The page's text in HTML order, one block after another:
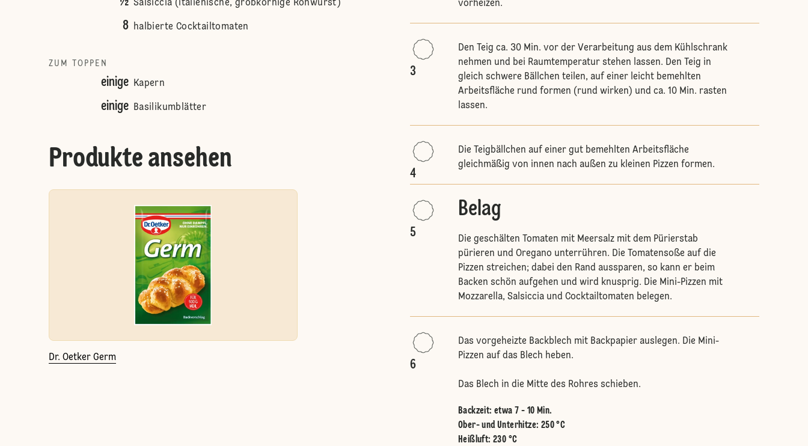
Salsiccia (italienische, grobkörnige Rohwurst)
8 halbierte Cocktailtomaten
ZUM TOPPEN
einige Kapern
einige Basilikumblätter
Produkte ansehen
Dr. Oetker Germ
vorheizen.
3
Den Teig ca. 30 Min. vor der Verarbeitung aus dem Kühlschrank
nehmen und bei Raumtemperatur stehen lassen. Den Teig in
gleich schwere Bällchen teilen, auf einer leicht bemehlten
Arbeitsfläche rund formen (rund wirken) und ca. 10 Min. rasten
lassen.
4
Die Teigbällchen auf einer gut bemehlten Arbeitsfläche
gleichmäßig von innen nach außen zu kleinen Pizzen formen.
5
Belag
Die geschälten Tomaten mit Meersalz mit dem Pürierstab
pürieren und Oregano unterrühren. Die Tomatensoße auf die
Pizzen streichen; dabei den Rand aussparen, so kann er beim
Backen schön aufgehen und wird knusprig. Die Mini-Pizzen mit
Mozzarella, Salsiccia und Cocktailtomaten belegen.
6
Das vorgeheizte Backblech mit Backpapier auslegen. Die Mini-
Pizzen auf das Blech heben.
Das Blech in die Mitte des Rohres schieben.
Backzeit: etwa 7 - 10 Min.
Ober- und Unterhitze: 250 °C
Heißluft: 230 °C